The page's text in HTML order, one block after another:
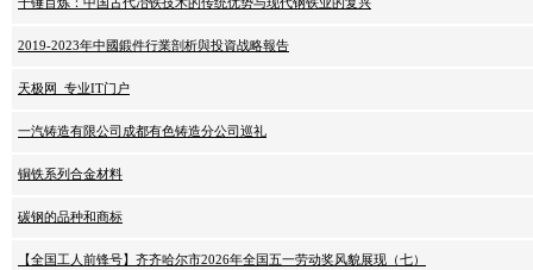
千锤百炼：中国古代冶铁技术的传统优势与现代钢铁业的复兴
2019-2023年中國鍛件行業剖析與投資战略報告
天极网_专业IT门户
一汽铸造有限公司成都有色铸造分公司巡礼
铜铁系列合金材料
碳钢的品种和商标
【全国工人前锋号】齐齐哈尔市2026年全国五一劳动奖风貌展现（七）